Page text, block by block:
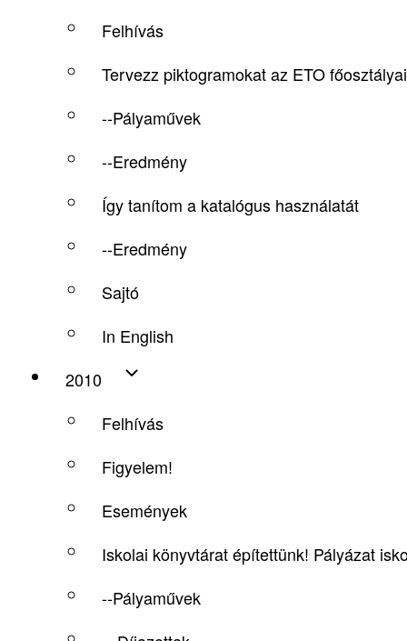
Felhívás
Tervezz piktogramokat az ETO
--Pályaművek
--Eredmény
Így tanítom a katalógus használatát
--Eredmény
Sajtó
In English
2010
Felhívás
Figyelem!
Események
Iskolai könyvtárat építettünk! Pályázat
--Pályaművek